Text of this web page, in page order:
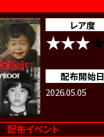
レア度
配布開始日
2026.05.05
配布イベント